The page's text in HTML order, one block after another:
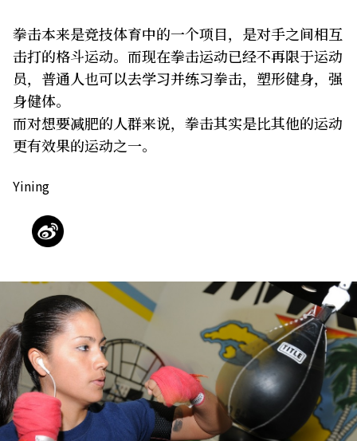
拳击本来是竞技体育中的一个项目，是对手之间相互
击打的格斗运动。而现在拳击运动已经不再限于运动
员，普通人也可以去学习并练习拳击，塑形健身，强
身健体。
而对想要减肥的人群来说，拳击其实是比其他的运动
更有效果的运动之一。
Yining